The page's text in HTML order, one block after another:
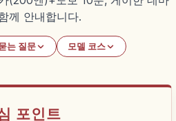
께 안내합니다.
는 질문 모델 코스
포인트